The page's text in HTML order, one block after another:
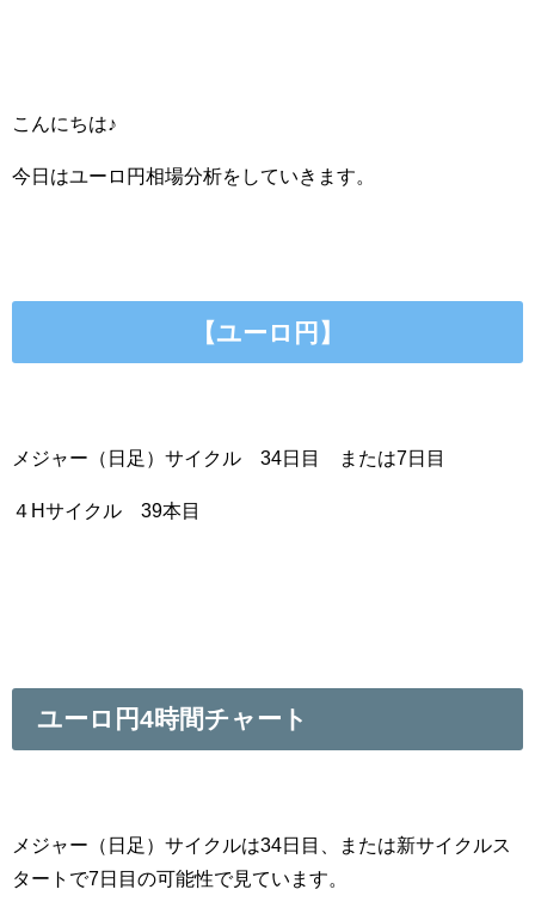
こんにちは♪
今日はユーロ円相場分析をしていきます。
【ユーロ円】
メジャー（日足）サイクル 34日目 または7日目
４Hサイクル 39本目
ユーロ円4時間チャート
メジャー（日足）サイクルは34日目、または新サイクルス
タートで7日目の可能性で見ています。